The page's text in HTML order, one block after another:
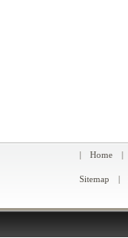
| Home|
Sitemap |